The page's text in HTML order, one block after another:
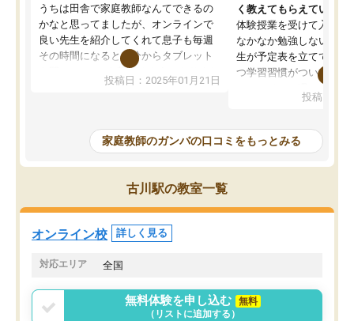
うちは田舎で家庭教師なんてできるの
かなと思ってましたが、オンラインで
良い先生を紹介してくれて息子も毎週
その時間になると自分からタブレット
を開いてzoomを繋げるようになりまし
た！5科目なんでもOKなのもとても気
めて1年ほどだった今では平均点以上の
科目が増えてきました！あと1年受験ま
であるので無料の週末教室を使用しな
がら頑張って欲しいと思います！
投稿日：2025年01月21日
く教えてもらえている
体験授業を受けて入塾し
なかなか勉強しない息子
生が予定表を立ててくれ
つ学習習慣がついてきま
指導が無い日も予定表
問できるのでとても助か
投稿日：
家庭教師のガンバの口コミをもっとみる
古川駅の教室一覧
オンライン校 詳しく見る
対応エリア 全国
無料体験を申し込む
無料
（リストに追加する）